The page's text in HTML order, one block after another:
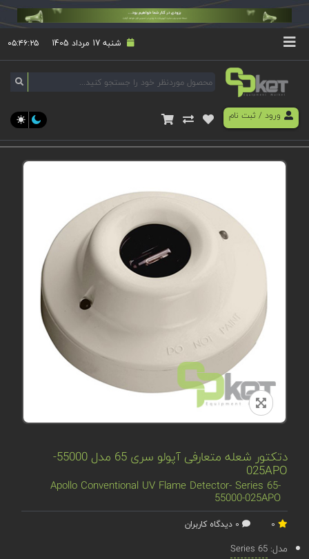
شنبه 17 مرداد 1405 ۰۵:۴۶:۲۵
ورود/ ثبت نام
دتکتور شعله متعارفی آپولو سری 65 مدل 55000-
025APO
Apollo Conventional UV Flame Detector- Series 65-
55000-025APO
مدل:Series 65